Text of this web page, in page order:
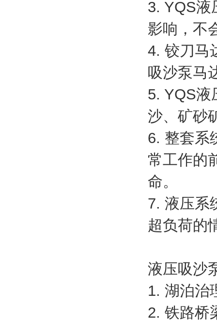
3. YQS液
影响，不
4. 铰刀马
吸沙泵马
5. YQS液
沙、矿砂
6. 整套系
常工作的
命。
7. 液压系
超负荷的
液压吸沙
1. 湖泊治
2. 铁路桥